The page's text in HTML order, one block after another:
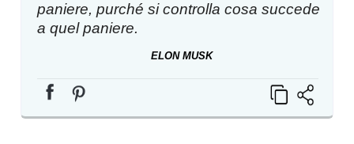
paniere, purché si controlla cosa succede
a quel paniere.
ELON MUSK